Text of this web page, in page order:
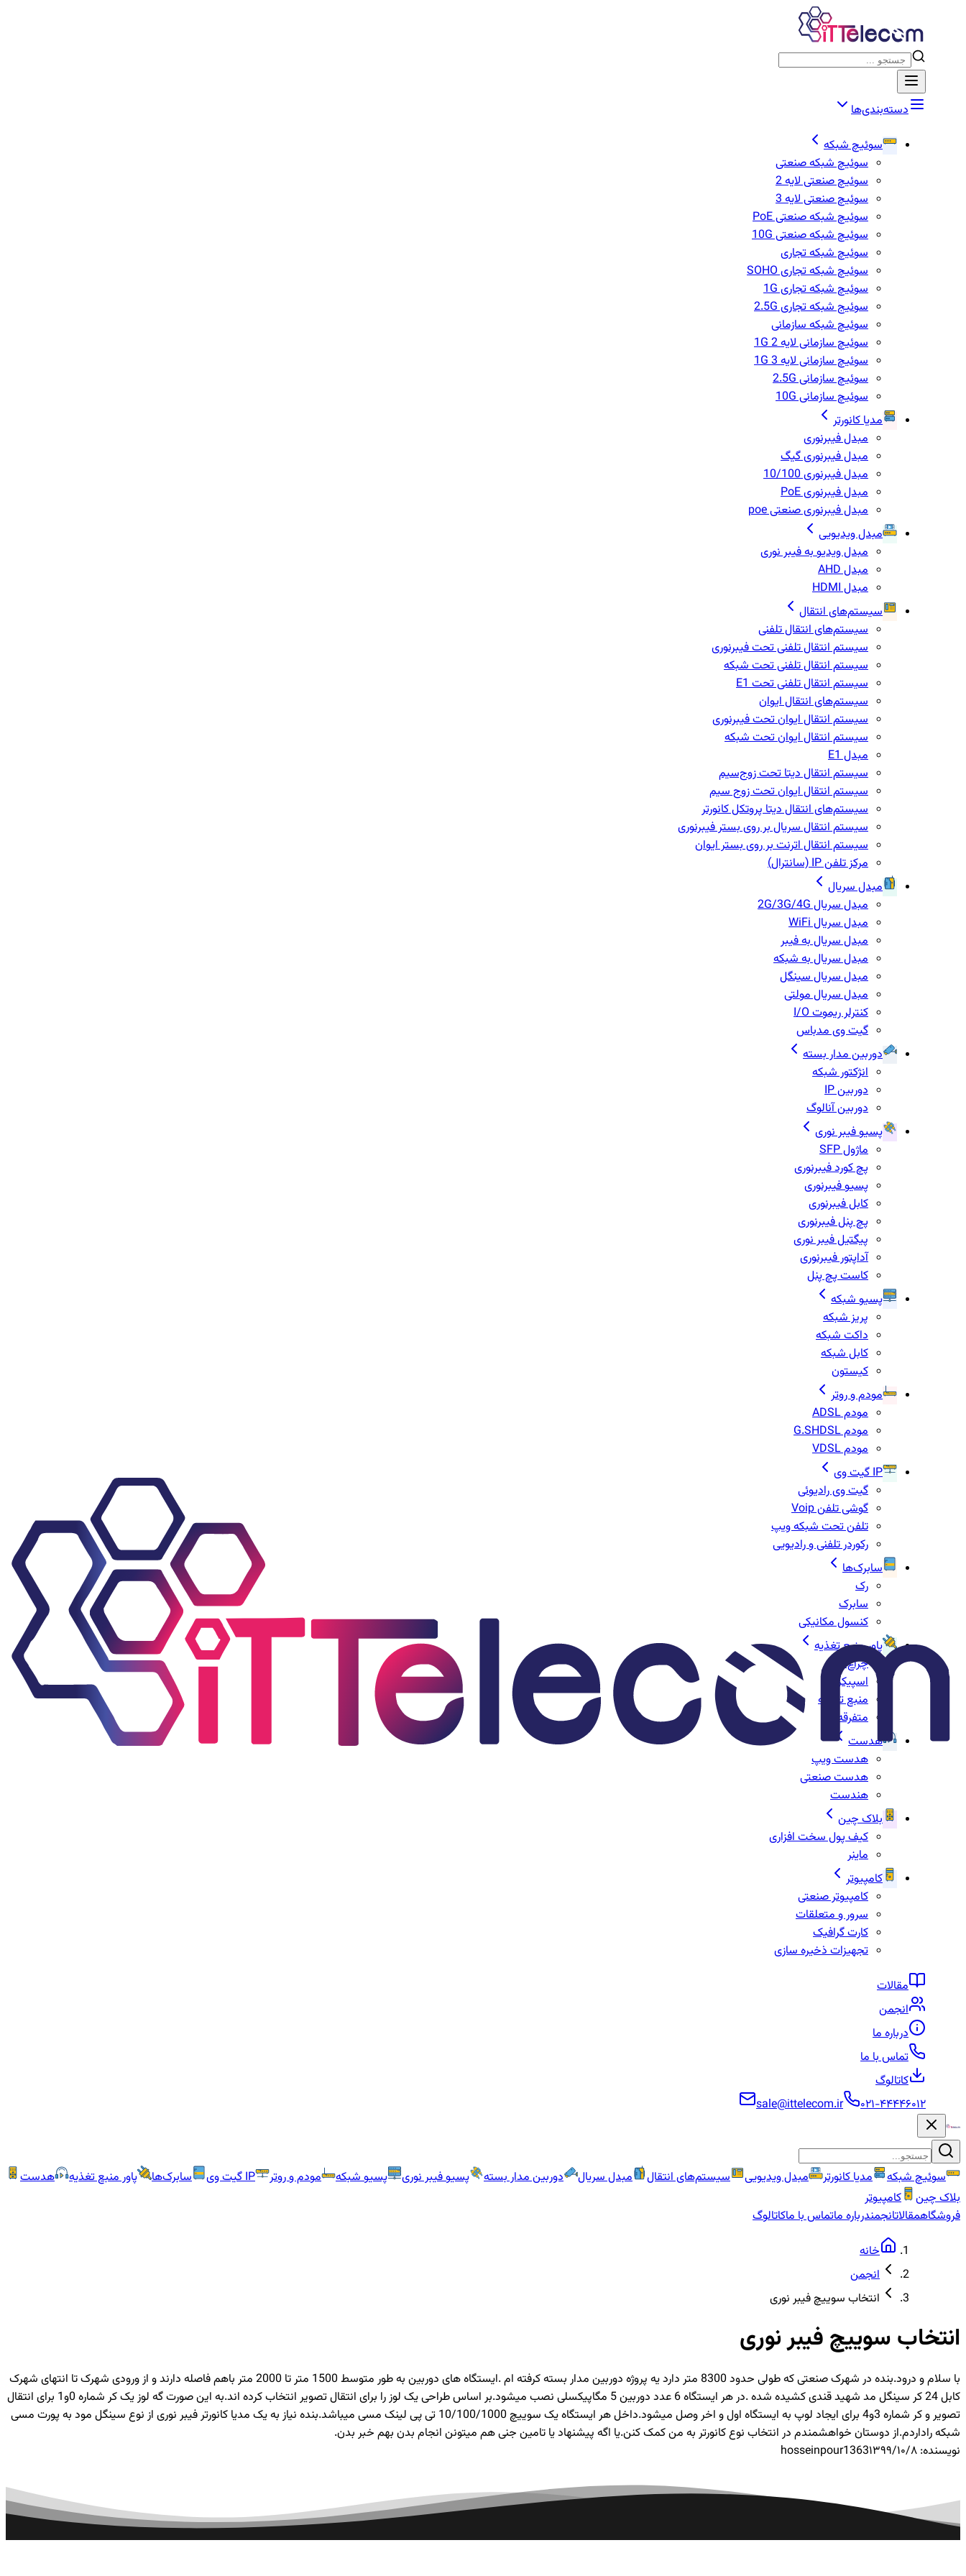
دسته‌بندی‌ها
سوئیچ شبکه
سوئیچ شبکه صنعتی
سوئیچ صنعتی لایه 2
سوئیچ صنعتی لایه 3
سوئیچ شبکه صنعتی PoE
سوئیچ شبکه صنعتی 10G
سوئیچ شبکه تجاری
سوئیچ شبکه تجاری SOHO
سوئیچ شبکه تجاری 1G
سوئیج شبکه تجاری 2.5G
سوئیچ شبکه سازمانی
سوئیچ سازمانی لایه 2 1G
سوئیچ سازمانی لایه 3 1G
سوئیچ سازمانی 2.5G
سوئیچ سازمانی 10G
مدیا کانورتر
مبدل فیبرنوری
مبدل فیبرنوری گیگ
مبدل فیبرنوری 10/100
مبدل فیبرنوری PoE
مبدل فیبرنوری صنعتی poe
مبدل ویدیویی
مبدل ویدیو به فیبر نوری
مبدل AHD
مبدل HDMI
سیستم‌های انتقال
سیستم‌های انتقال تلفنی
سیستم انتقال تلفنی تحت فیبرنوری
سیستم انتقال تلفنی تحت شبکه
سیستم انتقال تلفنی تحت E1
سیستم‌های انتقال ایوان
سیستم انتقال ایوان تحت فیبرنوری
سیستم انتقال ایوان تحت شبکه
مبدل E1
سیستم انتقال دیتا تحت زوج‌سیم
سیستم انتقال ایوان تحت زوج سیم
سیستم‌های انتقال دیتا پروتکل کانورتر
سیستم انتقال سریال بر روی بستر فیبرنوری
سیستم انتقال اترنت بر روی بستر ایوان
مرکز تلفن IP‌ (سانترال)
مبدل سریال
مبدل سریال 2G/3G/4G
مبدل سریال WiFi
مبدل سریال به فیبر
مبدل سریال به شبکه
مبدل سریال سینگل
مبدل سریال مولتی
کنترلر ریموت I/O
گیت وی مدباس
دوربین مدار بسته
انژکتور شبکه
دوربین IP
دوربین آنالوگ
پسیو فیبر نوری
ماژول SFP
پچ کورد فیبرنوری
پسیو فیبرنوری
کابل فیبرنوری
پچ پنل فیبرنوری
پیگتیل فیبر نوری
آداپتور فیبرنوری
کاست پچ پنل
پسیو شبکه
پریز شبکه
داکت شبکه
کابل شبکه
کیستون
مودم و روتر
مودم ADSL
مودم G.SHDSL
مودم VDSL
IP گیت وی
گیت وی رادیوئی
گوشی تلفن Voip
تلفن تحت شبکه ویپ
رکوردر تلفنی و رادیویی
سابرک‌ها
رک
سابرک
کنسول مکانیکی
پاور منبع تغذیه
چراغ‌ها
اسپیکر
منبع تغذیه
متفرقه
هدست
هدست ویپ
هدست صنعتی
هندست
بلاک چین
کیف پول سخت افزاری
ماینر
کامپیوتر
کامپیوتر صنعتی
سرور و متعلقات
کارت گرافیک
تجهیزات ذخیره سازی
مقالات
انجمن
درباره ما
تماس با ما
کاتالوگ
۰۲۱-۴۴۴۴۶۰۱۲
sale@ittelecom.ir
سوئیچ شبکه مدیا کانورتر مبدل ویدیویی سیستم‌های انتقال مبدل سریال دوربین مدار بسته پسیو فیبر نوری پسیو شبکه مودم و روتر IP گیت وی سابرک‌ها پاور منبع تغذیه
هدست
بلاک چین
کامپیوتر
فروشگاهمقالاتانجمندرباره ماتماس با ماکاتالوگ
خانه
انجمن
انتخاب سوییچ فیبر نوری
انتخاب سوییچ فیبر نوری
با سلام و درود.بنده در شهرک صنعتی که طولی حدود 8300 متر دارد یه پروژه دوربین مدار بسته کرفته ام .ایستگاه های دوربین به طور متوسط 1500 متر تا 2000 متر باهم فاصله دارند و از ورودی شهرک تا انتهای شهرک
کابل 24 کر سینگل مد شهید قندی کشیده شده .در هر ایستگاه 6 عدد دوربین 5 مگاپیکسلی نصب میشود.بر اساس طراحی یک لوز را برای انتقال تصویر انتخاب کرده اند.به این صورت گه لوز یک کر شماره 0و1 برای انتقال
تصویر و کر شماره 3و4 برای ایجاد لوپ به ایستگاه اول و اخر وصل میشود.داخل هر ایستگاه یک سوییچ 10/100/1000 تی پی لینک مسی میباشد.بنده نیاز به یک مدیا کانورتر فیبر نوری از نوع سینگل مود به پورت مسی
شبکه راداردم.از دوستان خواهشمندم در انتخاب نوع کانورتر به من کمک کنن.یا اگه پیشنهاد یا تامین جنی هم میتونن انجام بدن بهم خبر بدن.
نویسنده:
hosseinpour1363۱۳۹۹/۱۰/۸